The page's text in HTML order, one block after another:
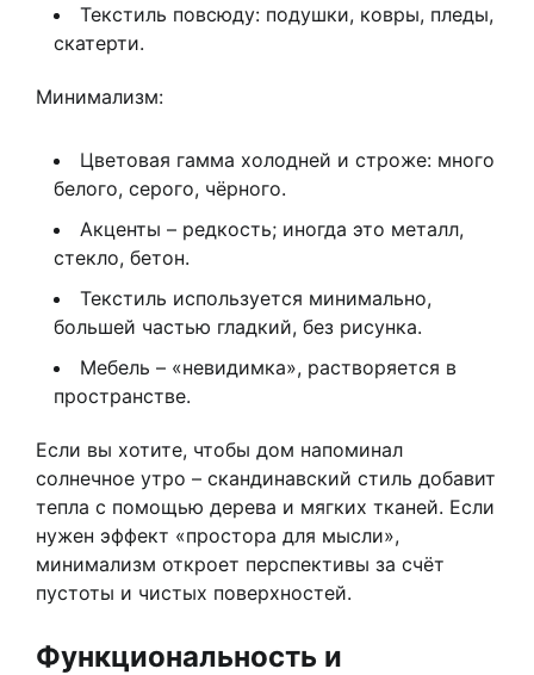
Текстиль повсюду: подушки, ковры, пледы,
скатерти.
Минимализм:
Цветовая гамма холодней и строже: много
белого, серого, чёрного.
Акценты – редкость; иногда это металл,
стекло, бетон.
Текстиль используется минимально,
большей частью гладкий, без рисунка.
Мебель – «невидимка», растворяется в
пространстве.
Если вы хотите, чтобы дом напоминал
солнечное утро – скандинавский стиль добавит
тепла с помощью дерева и мягких тканей. Если
нужен эффект «простора для мысли»,
минимализм откроет перспективы за счёт
пустоты и чистых поверхностей.
Функциональность и